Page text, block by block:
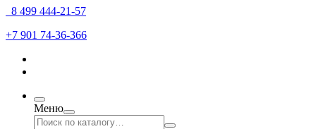
8 499 444-21-57
+7 901 74-36-366
Меню